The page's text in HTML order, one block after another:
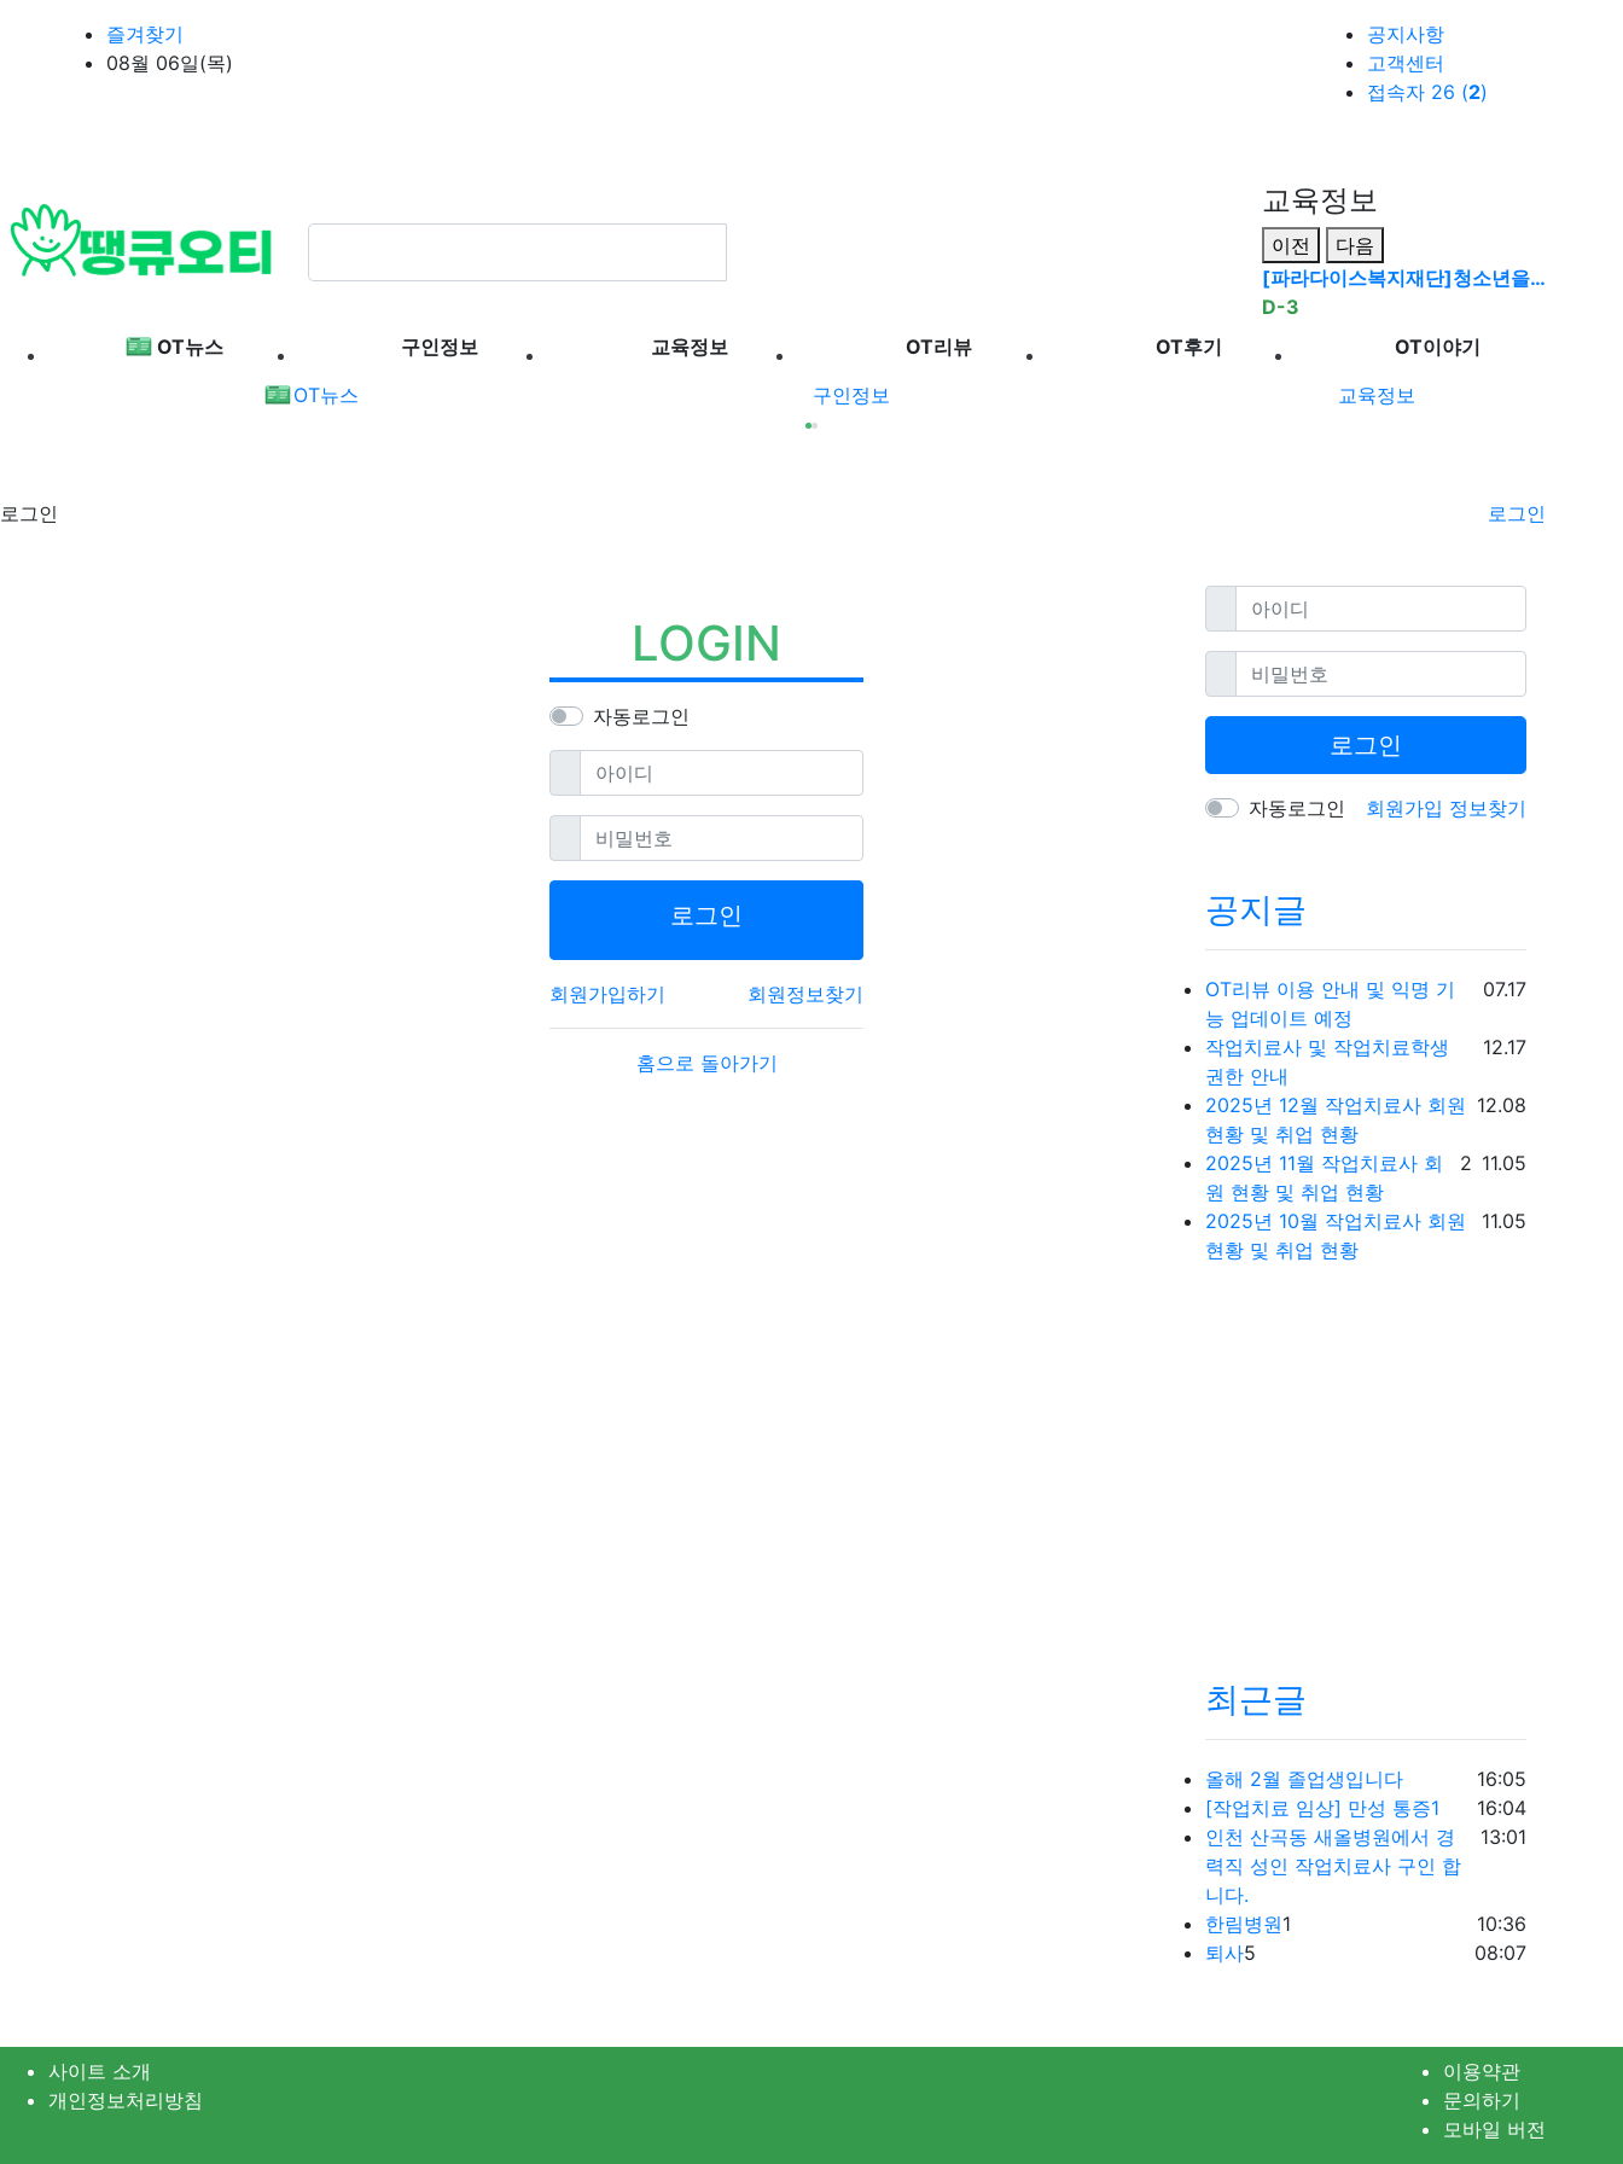
상단 네비즐겨찾기
08월 06일(목)
공지사항
고객센터
접속자 26 (2)
교육정보
이전
다음
[파라다이스복지재단]청소년을…
D-3
메인 메뉴 OT뉴스 구인정보 교육정보 OT리뷰 OT후기
OT이야기
OT뉴스
구인정보 교육정보
로그인 로그인
LOGIN
자동로그인
아이디필수
비밀번호필수
로그인
회원가입하기 회원정보찾기
홈으로 돌아가기
아이디필수
비밀번호필수
로그인
자동로그인 회원가입 정보찾기
공지글
등록일
07.17
OT리뷰 이용 안내 및 익명 기
능 업데이트 예정
등록일
12.17
작업치료사 및 작업치료학생
권한 안내
등록일
12.08
2025년 12월 작업치료사 회원
현황 및 취업 현황
등록일
11.05
2025년 11월 작업치료사 회
원 현황 및 취업 현황
댓글
2
등록일
11.05
2025년 10월 작업치료사 회원
현황 및 취업 현황
최근글
등록일
16:05
올해 2월 졸업생입니다
등록일
16:04
[작업치료 임상] 만성 통증1
등록일
13:01
인천 산곡동 새올병원에서 경
력직 성인 작업치료사 구인 합
니다.
등록일
10:36
한림병원댓글
1
등록일
08:07
퇴사댓글
5
사이트 소개
개인정보처리방침
이용약관
문의하기
모바일 버전